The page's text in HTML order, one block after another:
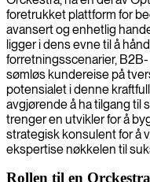
handleopplevelser på nett.
foretrukket plattform for
avansert og enhetlig
ligger i dens evne til å
forretningsscenarier,
sømløs kundereise på
potensialet i denne
avgjørende å ha tilgang til
trenger en utvikler for å
strategisk konsulent for å
ekspertise nøkkelen til
Rollen til en